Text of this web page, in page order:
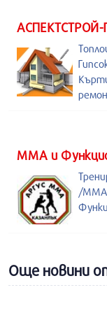
ММА и
/
Още новини